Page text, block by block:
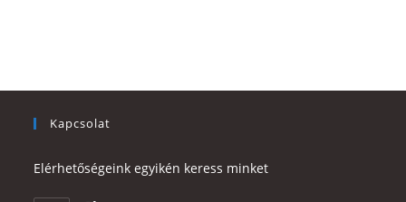
Kapcsolat
Elérhetőségeink egyikén keress minket